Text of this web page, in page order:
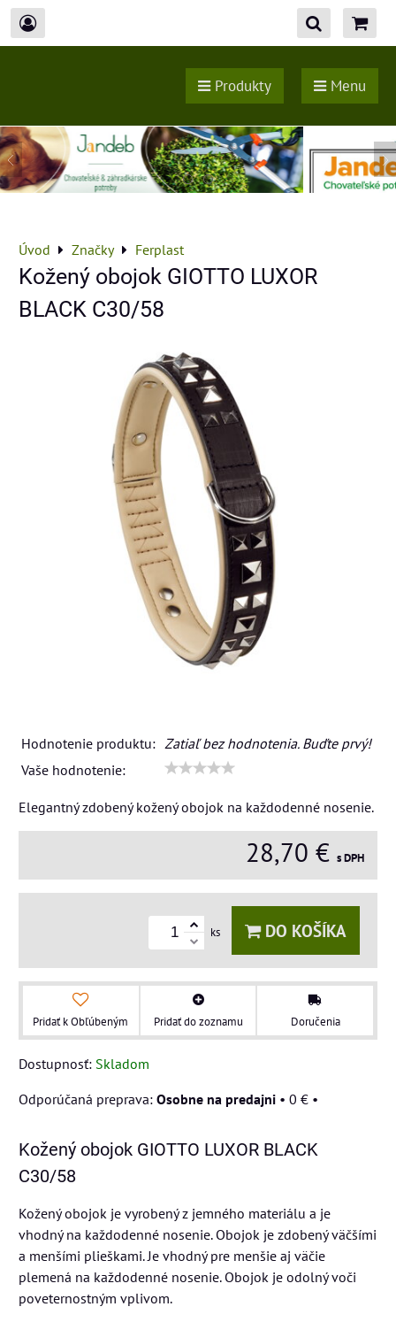
Produkty Menu
Úvod Značky Ferplast
Kožený obojok GIOTTO LUXOR
BLACK C30/58
Hodnotenie produktu: Zatiaľ bez hodnotenia. Buďte prvý!
Vaše hodnotenie:
Elegantný zdobený kožený obojok na každodenné nosenie.
28,70 € s DPH
ks DO KOŠÍKA
Pridať k Obľúbeným Pridať do zoznamu Doručenia
Dostupnosť: Skladom
Osobne na predajni • 0 € •
Kožený obojok GIOTTO LUXOR BLACK
C30/58
Kožený obojok je vyrobený z jemného materiálu a je
vhodný na každodenné nosenie. Obojok je zdobený väčšími
a menšími plieškami. Je vhodný pre menšie aj väčie
plemená na každodenné nosenie. Obojok je odolný voči
poveternostným vplivom.